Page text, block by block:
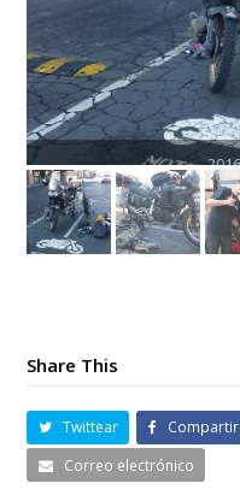
Share This
Twittear Compartir
Correo electrónico